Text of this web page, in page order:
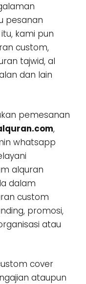
pesanan
kami pun
custom,
tajwid, al
dan lain
pemesanan
,
whatsapp
alquran
dalam
custom
promosi,
atau
cover
ataupun